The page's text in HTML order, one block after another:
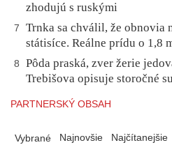
zhodujú s ruskými
7
Trnka sa chválil, že obnovia
státisíce. Reálne prídu o 1,8
8
Pôda praská, zver žerie
Trebišova opisuje storočné
PARTNERSKÝ OBSAH
Vybrané Najnovšie Najčítanejšie